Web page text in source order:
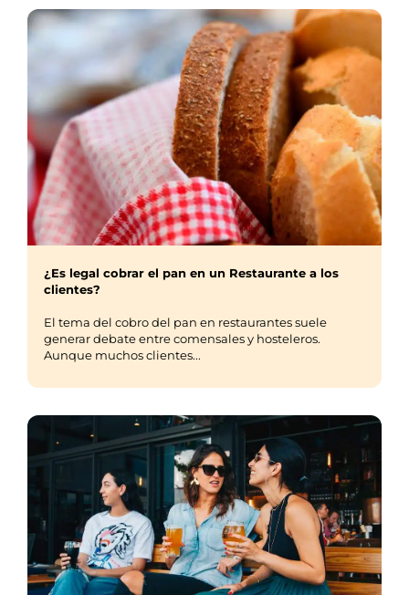
¿Es legal cobrar el pan en un Restaurante a los
clientes?
El tema del cobro del pan en restaurantes suele
generar debate entre comensales y hosteleros.
Aunque muchos clientes...